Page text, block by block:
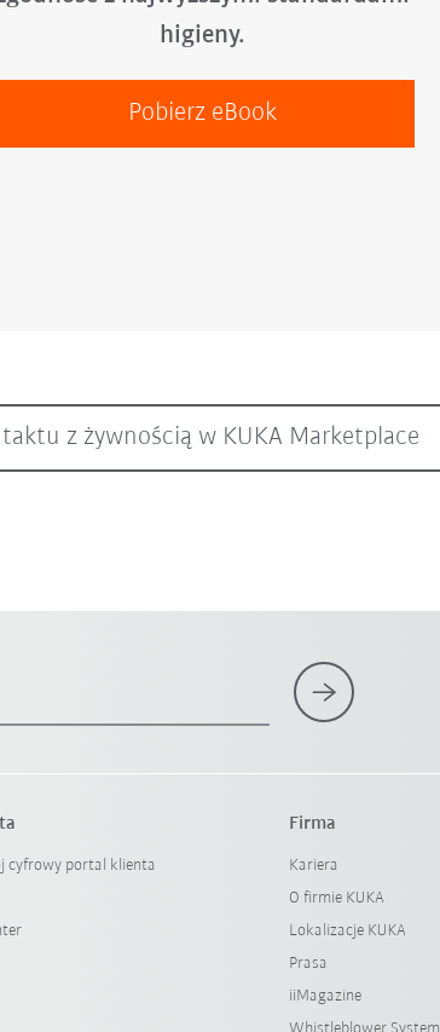
higieny.
Pobierz eBook
z żywnością w KUKA Marketplace
cyfrowy portal klienta
Firma
Kariera
O firmie KUKA
Lokalizacje KUKA
Prasa
iiMagazine